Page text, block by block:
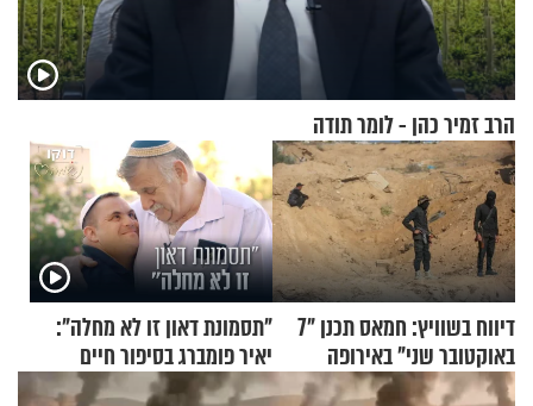
הרב זמיר כהן - לומר תודה
דיווח בשוויץ: חמאס תכנן "7
באוקטובר שני" באירופה
"תסמונת דאון זו לא מחלה":
יאיר פומברג בסיפור חיים
מעורר השראה